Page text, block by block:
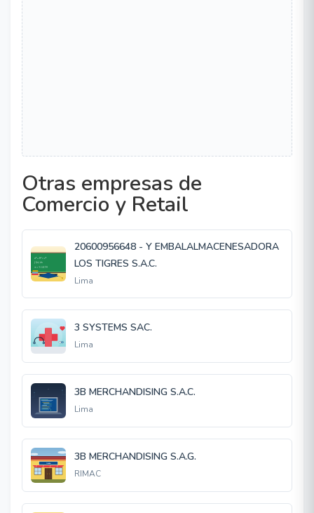
Otras empresas de
Comercio y Retail
20600956648 - Y EMBALALMACENESADORA
LOS TIGRES S.A.C.
Lima
3 SYSTEMS SAC.
Lima
3B MERCHANDISING S.A.C.
Lima
3B MERCHANDISING S.A.G.
RIMAC